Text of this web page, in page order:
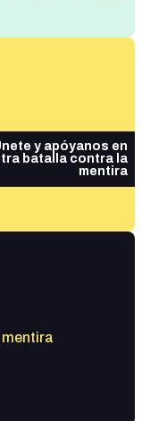
y apóyanos en
batalla contra la
mentira